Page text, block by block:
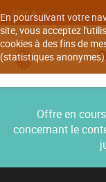
En poursuivant votre
site, vous acceptez
cookies à des fins de
(statistiques
Aller à
Offre en
concernant le